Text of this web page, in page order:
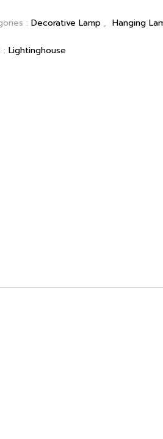
: Decorative Lamp , Hanging
: Lightinghouse